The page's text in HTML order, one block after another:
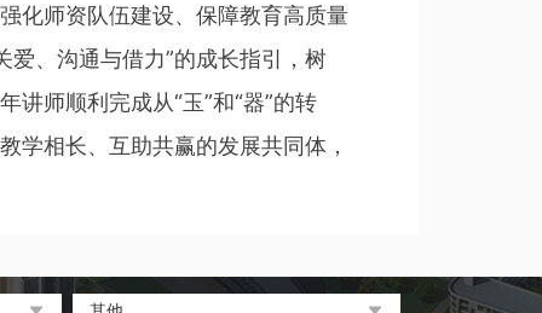
化师资队伍建设、保障教育高质量
爱、沟通与借力”的成长指引，树
讲师顺利完成从“玉”和“器”的转
学相长、互助共赢的发展共同体，